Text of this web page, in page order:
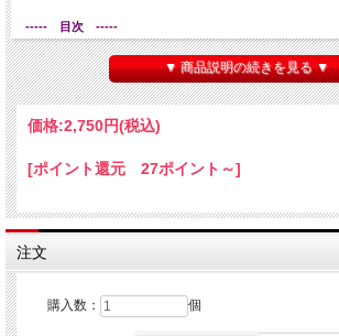
----- 目次 -----
第1話 お客さんの心持ち
第2話 マジックでホームランを打つには
第3話 水芸の芸とは何ぞや
第5話 弟子になるには
第7話 種明かしの顛末
第8話 リサイタルを開くには
第10話 スライハンドに復権はあるか
第11話 FISM、FISMと草木もなびく
第12話 プロになるには
第13話 稼げるマジシャン
藤山新太郎 著 A5判 ３５２頁
▼ 商品説明の続きを見る ▼
価格:2,750円(税込)
[ポイント還元 27ポイント～]
注文
購入数： 個